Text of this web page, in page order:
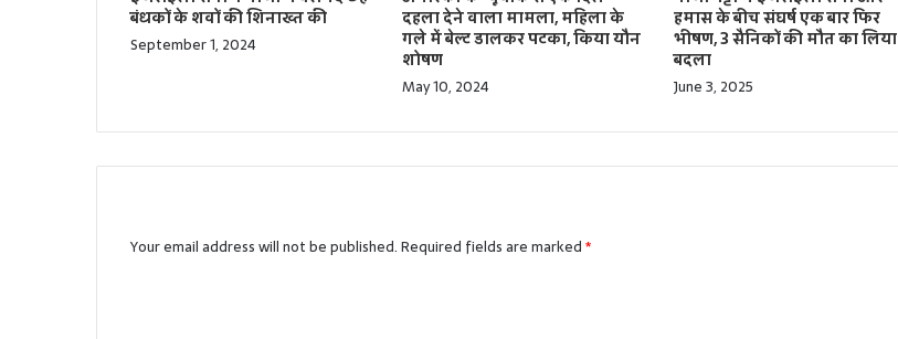
बंधकों के शवों की शिनाख्त की
September 1, 2024
दहला देने वाला मामला, महिला के
गले में बेल्ट डालकर पटका, किया यौन
शोषण
May 10, 2024
हमास के बीच संघर्ष एक बार फिर
भीषण, 3 सैनिकों की मौत का लिया
बदला
June 3, 2025
Your email address will not be published.Required fields are marked*